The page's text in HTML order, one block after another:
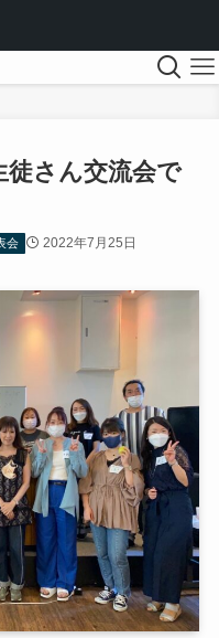
徒さん交流会で
会 2022年7月25日